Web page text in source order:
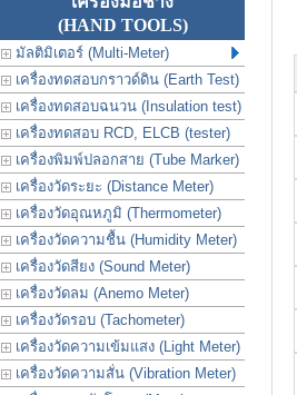
(HAND TOOLS)
มัลติมิเตอร์ (Multi-Meter)
เครื่องทดสอบกราวด์ดิน (Earth Test)
เครื่องทดสอบฉนวน (Insulation test)
เครื่องทดสอบ RCD, ELCB (tester)
เครื่องพิมพ์ปลอกสาย (Tube Marker)
เครื่องวัดระยะ (Distance Meter)
เครื่องวัดอุณหภูมิ (Thermometer)
เครื่องวัดความชื้น (Humidity Meter)
เครื่องวัดสียง (Sound Meter)
เครื่องวัดลม (Anemo Meter)
เครื่องวัดรอบ (Tachometer)
เครื่องวัดความเข้มแสง (Light Meter)
เครื่องวัดความสั่น (Vibration Meter)